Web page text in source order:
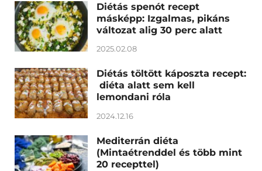
Diétás spenót recept
másképp: Izgalmas, pikáns
változat alig 30 perc alatt
2025.02.08
Diétás töltött káposzta recept:
diéta alatt sem kell
lemondani róla
2024.12.16
Mediterrán diéta
(Mintaétrenddel és több mint
20 recepttel)